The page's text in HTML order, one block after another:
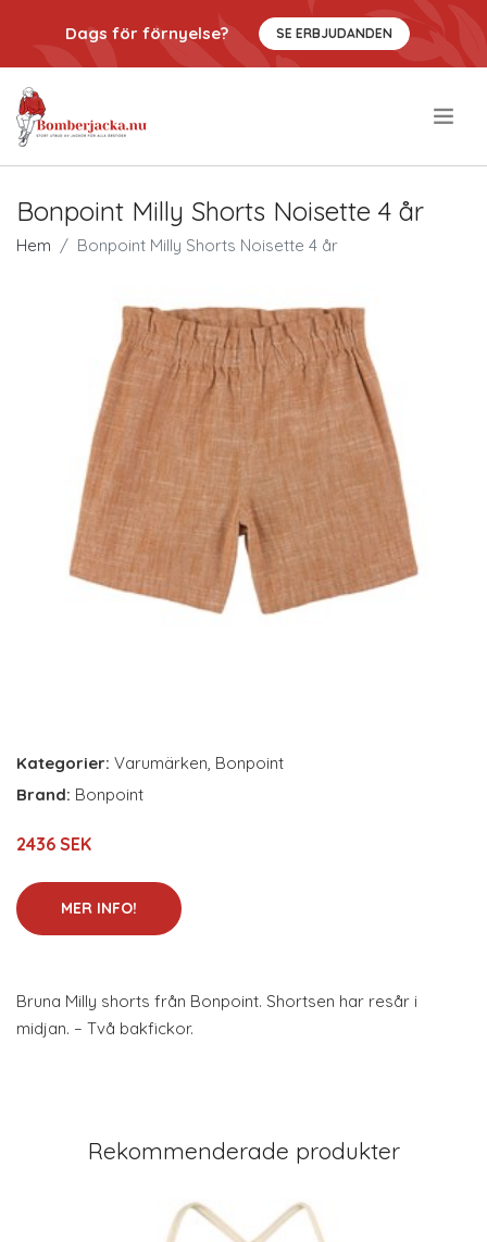
Dags för förnyelse? SE ERBJUDANDEN
Bonpoint Milly Shorts Noisette 4 år
Hem Bonpoint Milly Shorts Noisette 4 år
Kategorier: Varumärken, Bonpoint
Brand: Bonpoint
2436 SEK
MER INFO!
Bruna Milly shorts från Bonpoint. Shortsen har resår i
midjan. – Två bakfickor.
Rekommenderade produkter